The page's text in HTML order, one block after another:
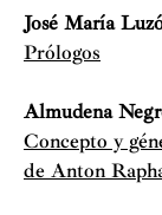
José María
Prólogos
Almudena
Concepto y
de Anton